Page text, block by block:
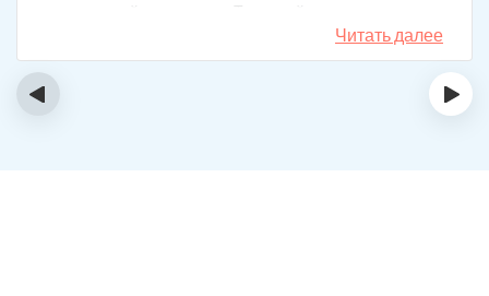
начал силой вырываться. Тогда мой товарищ просто
связан меня и позвонил в клинику. На дом приехал
нарколог, мне сделали какую-то капельницу, после
для прохождения курса реабилитации, так я и сделал.
Читать далее
‹ ›